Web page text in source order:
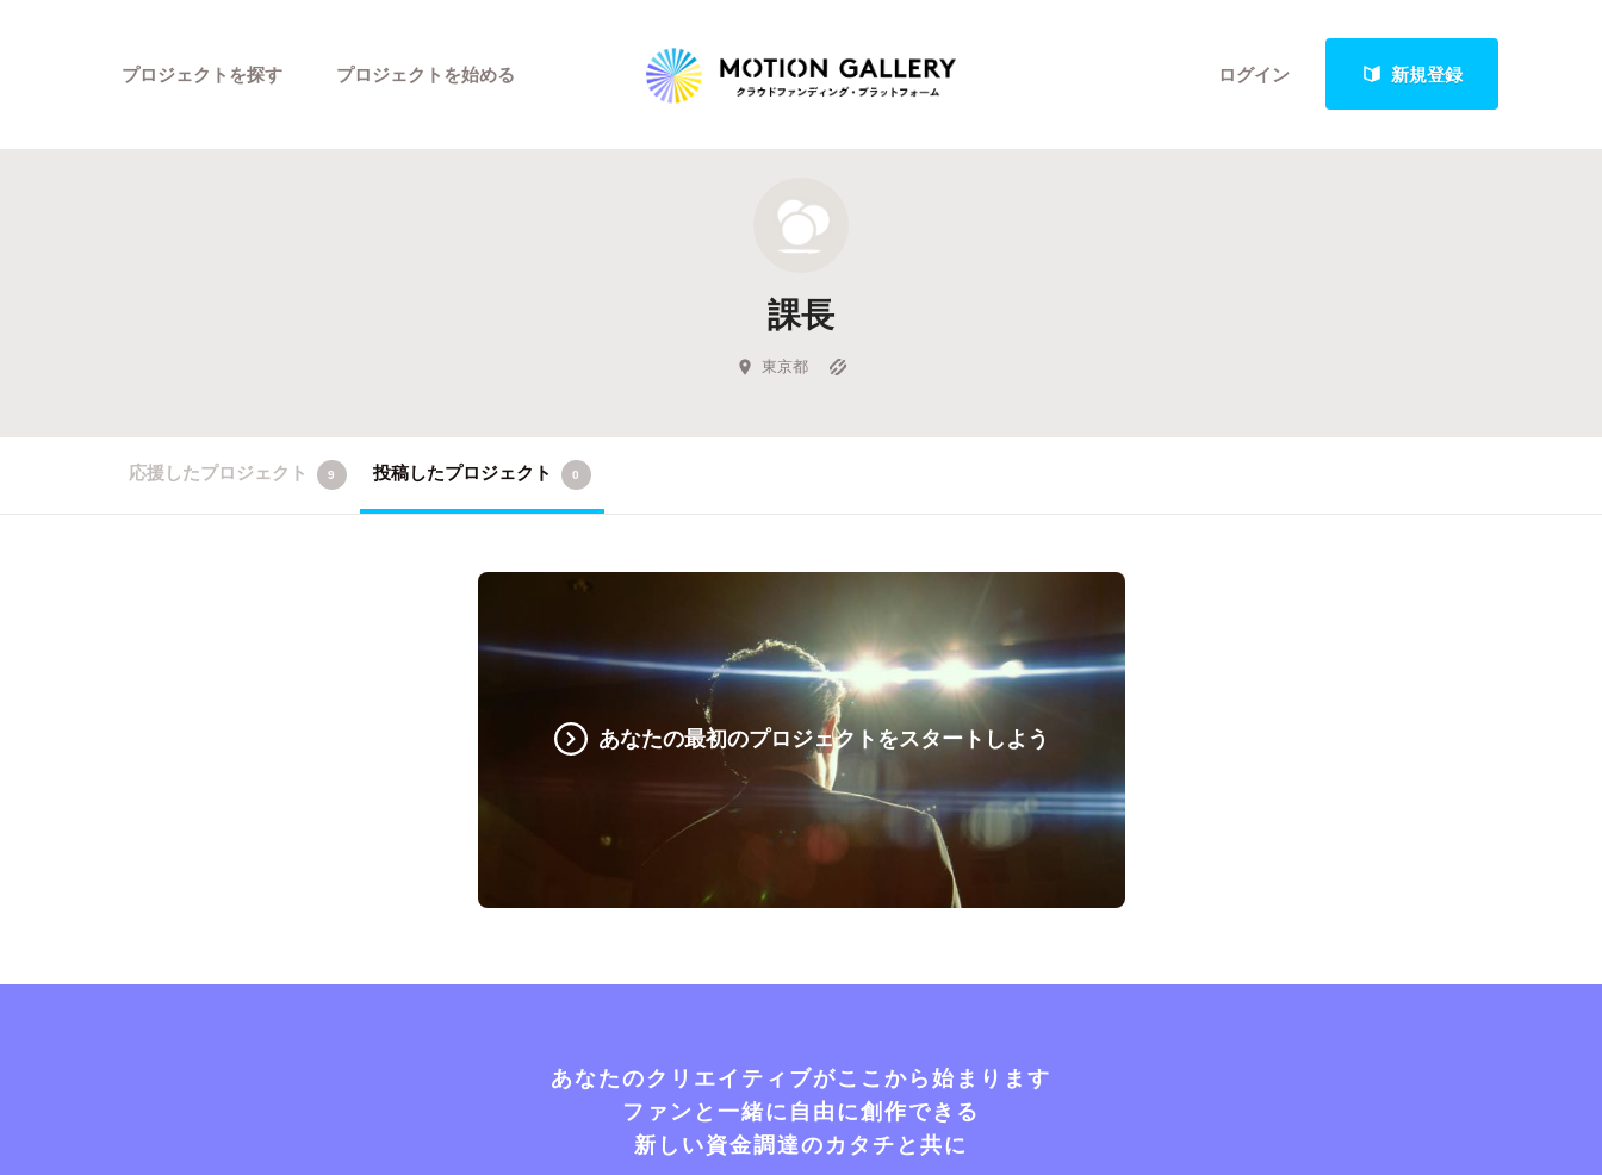
ログイン 新規登録
プロジェクトを探す
新着プロジェクト
Feature
キュレーターから探す
プロジェクトを始める
課長
東京都
応援したプロジェクト 9 投稿したプロジェクト 0
あなたの最初のプロジェクトをスタートしよう
あなたのクリエイティブがここから始まります
ファンと一緒に自由に創作できる
新しい資金調達のカタチと共に